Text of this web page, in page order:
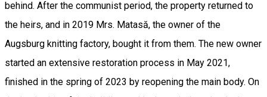
behind. After the communist period, the property returned to
the heirs, and in 2019 Mrs. Matasă, the owner of the
Augsburg knitting factory, bought it from them. The new owner
started an extensive restoration process in May 2021,
finished in the spring of 2023 by reopening the main body. On